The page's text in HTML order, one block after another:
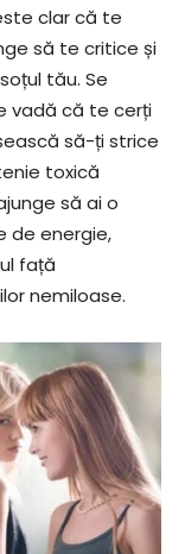
clar că te
să te critice și
tău. Se
vadă că te cerți
să-ți strice
toxică
să ai o
de energie,
față
nemiloase.